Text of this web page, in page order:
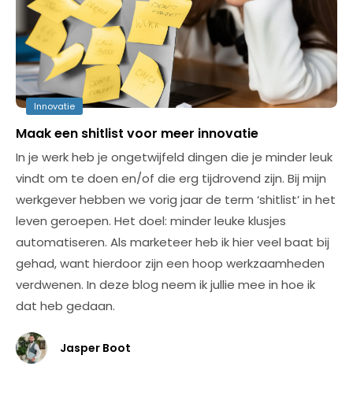
Innovatie
Maak een shitlist voor meer innovatie
In je werk heb je ongetwijfeld dingen die je minder leuk
vindt om te doen en/of die erg tijdrovend zijn. Bij mijn
werkgever hebben we vorig jaar de term ‘shitlist’ in het
leven geroepen. Het doel: minder leuke klusjes
automatiseren. Als marketeer heb ik hier veel baat bij
gehad, want hierdoor zijn een hoop werkzaamheden
verdwenen. In deze blog neem ik jullie mee in hoe ik
dat heb gedaan.
Jasper Boot